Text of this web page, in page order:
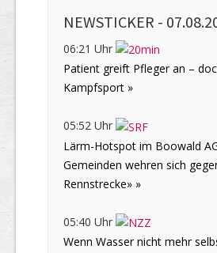
NEWSTICKER -
06:21 Uhr
Patient greift Pfleger an –
Kampfsport »
05:52 Uhr
Lärm-Hotspot im Boowald
Gemeinden wehren sich
Rennstrecke» »
05:40 Uhr
Wenn Wasser nicht mehr